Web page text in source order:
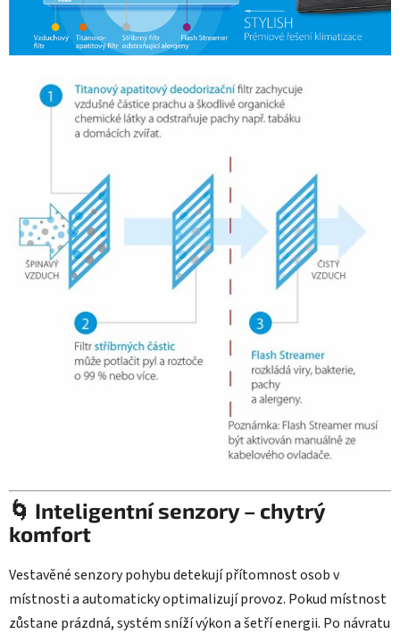
🌀 Inteligentní senzory – chytrý
komfort
Vestavěné senzory pohybu detekují přítomnost osob v
místnosti a automaticky optimalizují provoz. Pokud místnost
zůstane prázdná, systém sníží výkon a šetří energii. Po návratu